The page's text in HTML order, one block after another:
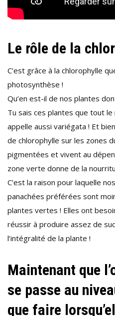
Le rôle de la
C’est grâce à la chlorophylle
photosynthèse !
Qu’en est-il de nos plantes
Tu sais ces plantes que tout le
appelle aussi variégata ! Et
de chlorophylle sur les zones
pigmentées et vivent au
zone verte donne de la
C’est la raison pour laquelle
panachées préférées sont
plantes vertes ! Elles ont
réussir à produire assez de
l’intégralité de la plante !
Maintenant que
se passe au
que faire